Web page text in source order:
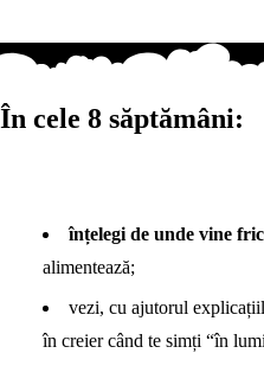
În cele 8 săptămâni:
înțelegi de unde vine
alimentează;
vezi, cu ajutorul
în creier când te simți “în